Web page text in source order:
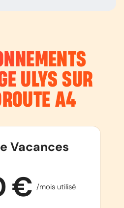
ULYS SUR
A4
Vacances
€ /mois utilisé